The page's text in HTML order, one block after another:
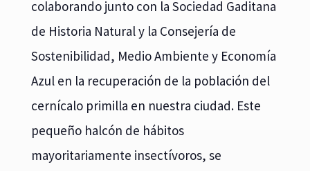
colaborando junto con la Sociedad Gaditana
de Historia Natural y la Consejería de
Sostenibilidad, Medio Ambiente y Economía
Azul en la recuperación de la población del
cernícalo primilla en nuestra ciudad. Este
pequeño halcón de hábitos
mayoritariamente insectívoros, se